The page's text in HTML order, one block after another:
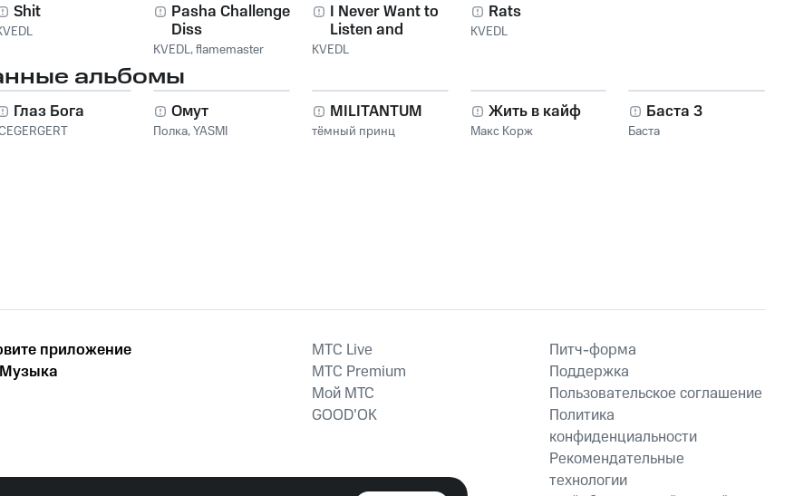
Shit
Pasha Challenge
Diss
KVEDL,flamemaster
I Never Want to
Listen and
Remember It Again
KVEDL
Rats
KVEDL
альбомы
Глаз Бога Омут
Полка,YASMI
MILITANTUM
тёмный принц
Жить в кайф
Макс Корж
Баста 3
Баста
приложение
MTС Live
MTС Premium
Мой МТС
GOOD’OK
Питч-форма
Поддержка
Пользовательское соглашение
Политика
конфиденциальности
Рекомендательные
технологии